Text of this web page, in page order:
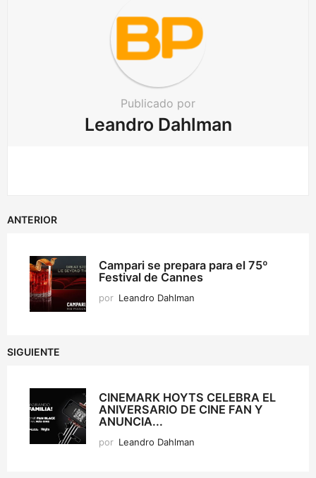
Publicado por
Leandro Dahlman
ANTERIOR
Campari se prepara para el 75º
Festival de Cannes
por Leandro Dahlman
SIGUIENTE
CINEMARK HOYTS CELEBRA EL
ANIVERSARIO DE CINE FAN Y
ANUNCIA...
por Leandro Dahlman